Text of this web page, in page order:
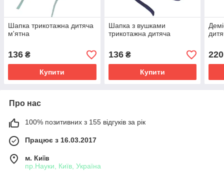
Шапка трикотажна дитяча
м'ятна
136 ₴
Купити
Шапка з вушками
трикотажна дитяча
136₴
Купити
220
Про нас
100% позитивних з 155 відгуків за рік
Працює з 16.03.2017
м. Київ
пр.Науки, Київ, Україна